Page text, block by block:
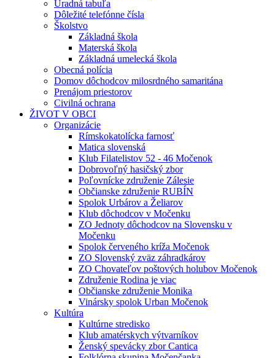
Úradná tabuľa
Dôležité telefónne čísla
Školstvo
Základná škola
Materská škola
Základná umelecká škola
Obecná polícia
Domov dôchodcov milosrdného samaritána
Prenájom priestorov
Civilná ochrana
ŽIVOT V OBCI
Organizácie
Rímskokatolícka farnosť
Matica slovenská
Klub Filatelistov 52 - 46 Močenok
Dobrovoľný hasičský zbor
Poľovnícke združenie Zálesie
Občianske združenie RUBÍN
Spolok Urbárov a Želiarov
Klub dôchodcov v Močenku
ZO Jednoty dôchodcov na Slovensku v
Močenku
Spolok červeného kríža Močenok
ZO Slovenský zväz záhradkárov
ZO Chovateľov poštových holubov Močenok
Združenie Rodina je viac
Občianske združenie Monika
Vinársky spolok Urban Močenok
Kultúra
Kultúrne stredisko
Klub amatérskych výtvarníkov
Ženský spevácky zbor Cantica